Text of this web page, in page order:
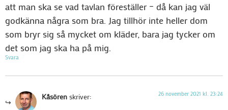
att man ska se vad tavlan föreställer – då kan jag väl
godkänna några som bra. Jag tillhör inte heller dom
som bryr sig så mycket om kläder, bara jag tycker om
det som jag ska ha på mig.
Svara
Kåsören skriver: 26 november 2021 kl. 23:24